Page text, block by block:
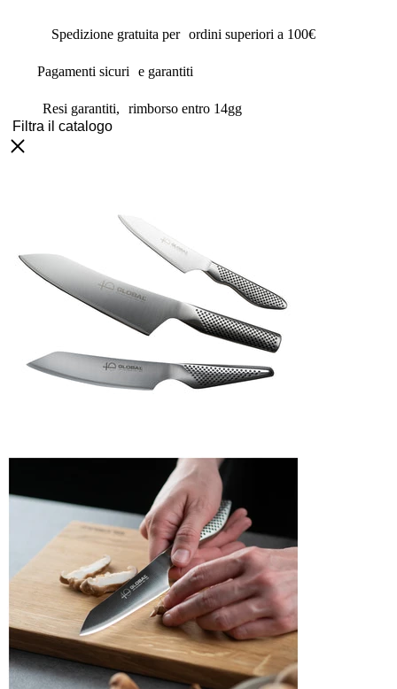
Spedizione gratuita per ordini superiori a 100€
Pagamenti sicuri e garantiti
Resi garantiti, rimborso entro 14gg
Filtra il catalogo